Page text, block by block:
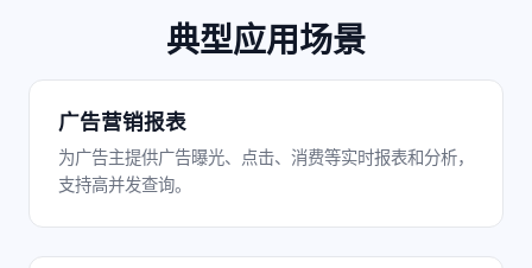
典型应用场景
广告营销报表
为广告主提供广告曝光、点击、消费等实时报表和分析，
支持高并发查询。